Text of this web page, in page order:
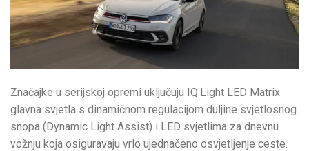
Značajke u serijskoj opremi uključuju IQ.Light LED Matrix
glavna svjetla s dinamičnom regulacijom duljine svjetlosnog
snopa (Dynamic Light Assist) i LED svjetlima za dnevnu
vožnju koja osiguravaju vrlo ujednačeno osvjetljenje ceste.